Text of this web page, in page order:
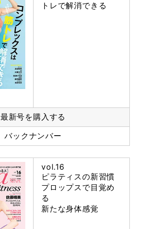
トレで解消できる
最新号を購入する
バックナンバー
vol.16
ピラティスの新習慣
プロップスで目覚め
る
新たな身体感覚